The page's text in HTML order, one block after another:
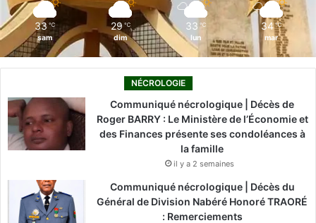
33 ℃
sam
29 ℃
dim
33 ℃
lun
34 ℃
mar
NÉCROLOGIE
Communiqué nécrologique | Décès de
Roger BARRY : Le Ministère de l’Économie et
des Finances présente ses condoléances à
la famille
il y a 2 semaines
Communiqué nécrologique | Décès du
Général de Division Nabéré Honoré TRAORÉ
: Remerciements